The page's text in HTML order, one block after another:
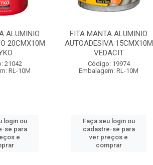
ALUMINIO
20CMX10M
21042
RL-10M
login ou
se para
e
FITA MANTA ALUMINIO
AUTOADESIVA 15CMX10M
VEDACIT
Código: 19974
Embalagem: RL-10M
Faça seu login ou
cadastre-se para
ver preços e
comprar